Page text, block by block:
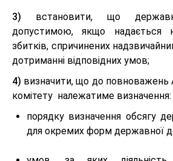
3) встановити, що
допустимою, якщо надається
збитків, спричинених
дотриманні відповідних умов;
4) визначити, що до повноважень
комітету належатиме визначення:
порядку визначення обсягу
для окремих форм державної